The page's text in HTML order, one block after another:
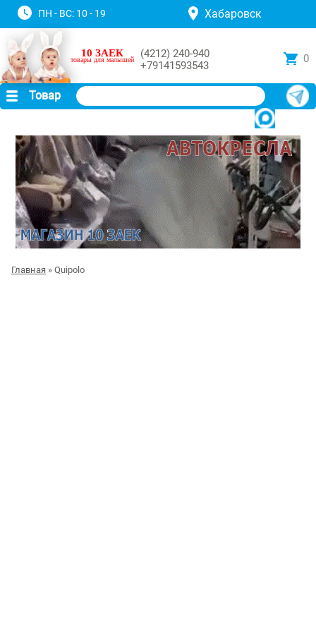
ПН - ВС: 10 - 19 Хабаровск
10 ЗАЕК
товары для малышей
(4212) 240-940
+79141593543
0
Товар
Главная » Quipolo